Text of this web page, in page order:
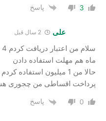
3 پاسخ
علی
ماه هم مهلت استفاده دادن
حالا من 1 میلیون استفاده کردم
پرداخت اقساطی من چجوری
0 پاسخ